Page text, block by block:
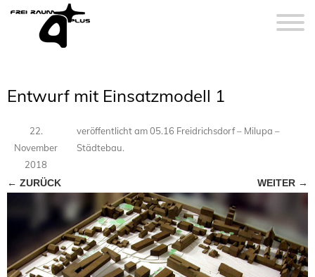
Entwurf mit Einsatzmodell 1
veröffentlicht
22.
November
2018
am05.16 Freidrichsdorf – Milupa –
Städtebau.
← ZURÜCK WEITER →